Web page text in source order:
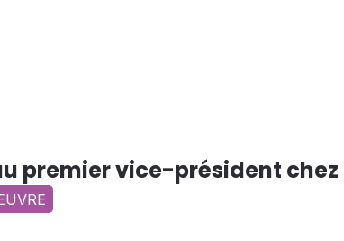
premier vice-président chez